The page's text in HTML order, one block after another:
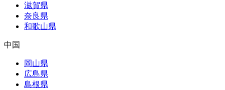
滋賀県
奈良県
和歌山県
中国
岡山県
広島県
島根県